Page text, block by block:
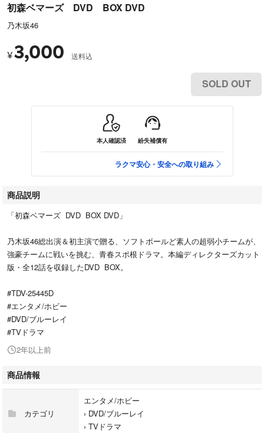
初森ベマーズ DVD BOX DVD
乃木坂46
¥3,000 送料込
SOLD OUT
本人確認済 紛失補償有
ラクマ安心・安全への取り組み
商品説明
「初森ベマーズ DVD BOX DVD」
乃木坂46総出演＆初主演で贈る、ソフトボールど素人の超弱小チームが、
強豪チームに戦いを挑む、青春スポ根ドラマ。本編ディレクターズカット
版・全12話を収録したDVD BOX。
#TDV-25445D
#エンタメ/ホビー
#DVD/ブルーレイ
#TVドラマ
2年以上前
商品情報
カテゴリ
エンタメ/ホビー
› DVD/ブルーレイ
› TVドラマ